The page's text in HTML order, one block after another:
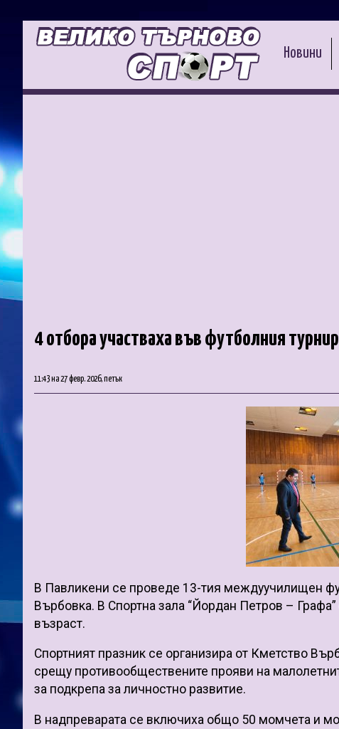
Новини
4 отбора участваха във футболния
11:43 на 27 февр. 2026, петък
В Павликени се проведе 13-тия междуучилищен
Върбовка. В Спортна зала “Йордан Петров –
възраст.
Спортният празник се организира от Кметство
срещу противообществените прояви на
за подкрепа за личностно развитие.
В надпреварата се включиха общо 50 момчета и